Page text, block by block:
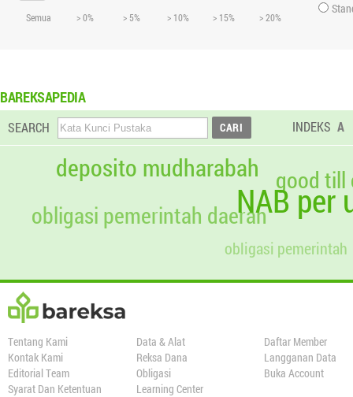
Semua > 0% > 5% > 10% > 15% > 20%
BAREKSAPEDIA
SEARCH INDEKS A
NAB per
deposito mudharabah
obligasi pemerintah
obligasi pemerintah daerah
good till
Tentang Kami
Kontak Kami
Editorial Team
Syarat Dan Ketentuan
Data & Alat
Reksa Dana
Obligasi
Learning Center
Daftar Member
Langganan Data
Buka Account